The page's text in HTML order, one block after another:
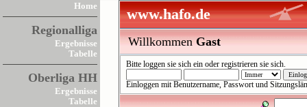
Home
Regionalliga
Ergebnisse
Tabelle
Oberliga HH
Ergebnisse
Tabelle
www.hafo.de
WillkommenGast
Bitteloggen sie sich ein oderregistrieren sie sich.
Einloggen mit Benutzername, Passwort und